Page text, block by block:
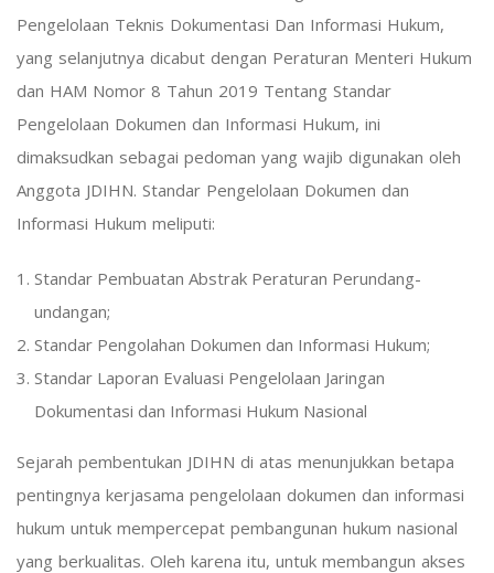
Pengelolaan Teknis Dokumentasi Dan Informasi Hukum,
yang selanjutnya dicabut dengan Peraturan Menteri Hukum
dan HAM Nomor 8 Tahun 2019 Tentang Standar
Pengelolaan Dokumen dan Informasi Hukum, ini
dimaksudkan sebagai pedoman yang wajib digunakan oleh
Anggota JDIHN. Standar Pengelolaan Dokumen dan
Informasi Hukum meliputi:
Standar Pembuatan Abstrak Peraturan Perundang-
undangan;
Standar Pengolahan Dokumen dan Informasi Hukum;
Standar Laporan Evaluasi Pengelolaan Jaringan
Dokumentasi dan Informasi Hukum Nasional
Sejarah pembentukan JDIHN di atas menunjukkan betapa
pentingnya kerjasama pengelolaan dokumen dan informasi
hukum untuk mempercepat pembangunan hukum nasional
yang berkualitas. Oleh karena itu, untuk membangun akses